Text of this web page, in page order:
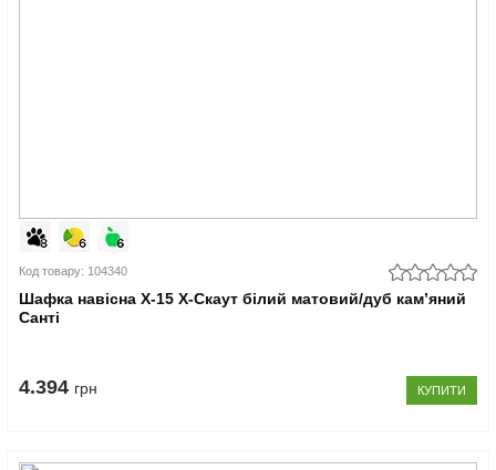
Код товару: 104340
Шафка навісна Х-15 X-Скаут білий матовий/дуб кам’яний
Санті
4.394 грн КУПИТИ